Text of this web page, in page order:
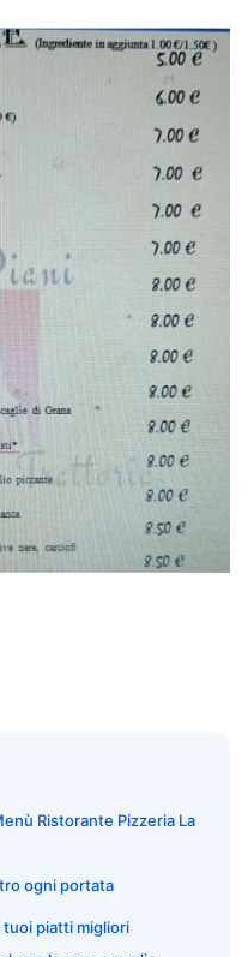
Ristorante Pizzeria La
ogni portata
piatti migliori